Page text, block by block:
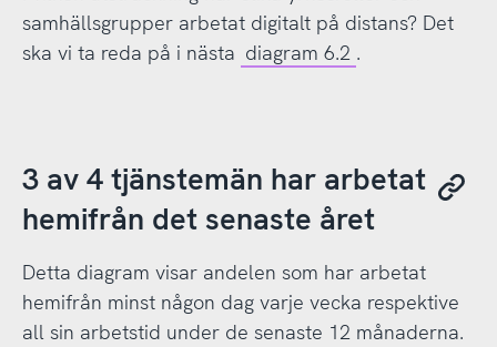
samhällsgrupper arbetat digitalt på distans? Det
ska vi ta reda på i nästa diagram 6.2 .
3 av 4 tjänstemän har arbetat
hemifrån det senaste året
Detta diagram visar andelen som har arbetat
hemifrån minst någon dag varje vecka respektive
all sin arbetstid under de senaste 12 månaderna.